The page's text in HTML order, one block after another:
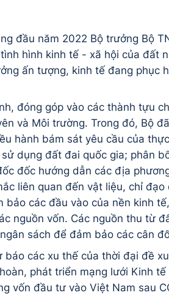
đầu năm 2022 Bộ trưởng Bộ
hình kinh tế - xã hội của đất
ấn tượng, kinh tế đang phục
đóng góp vào các thành tựu
và Môi trường. Trong đó, Bộ
hành bám sát yêu cầu của
dụng đất đai quốc gia; phân
đốc hướng dẫn các địa
liên quan đến vật liệu, chỉ đạo
các đầu vào của nền kinh
nguồn vốn. Các nguồn thu từ
sách để đảm bảo các cân
các xu thế của thời đại đề
phát triển mạng lưới Kinh
vốn đầu tư vào Việt Nam sau